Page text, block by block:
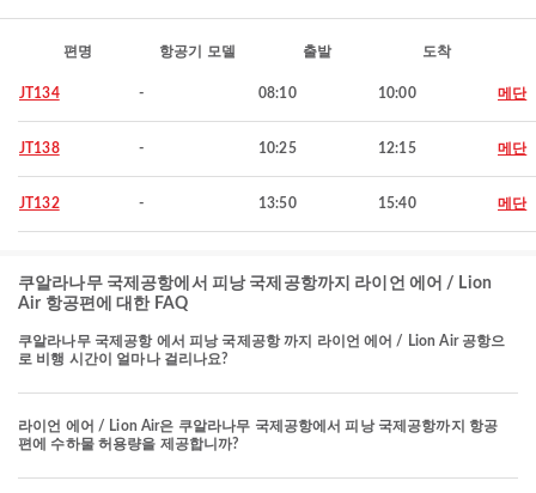
편명 항공기 모델 출발 도착
JT134 - 08:10 10:00 메단
JT138 - 10:25 12:15 메단
JT132 - 13:50 15:40 메단
쿠알라나무 국제공항에서 피낭 국제공항까지 라이언 에어 / Lion
Air 항공편에 대한 FAQ
쿠알라나무 국제공항 에서 피낭 국제공항 까지 라이언 에어 / Lion Air 공항으
로 비행 시간이 얼마나 걸리나요?
라이언 에어 / Lion Air은 쿠알라나무 국제공항에서 피낭 국제공항까지 항공
편에 수하물 허용량을 제공합니까?